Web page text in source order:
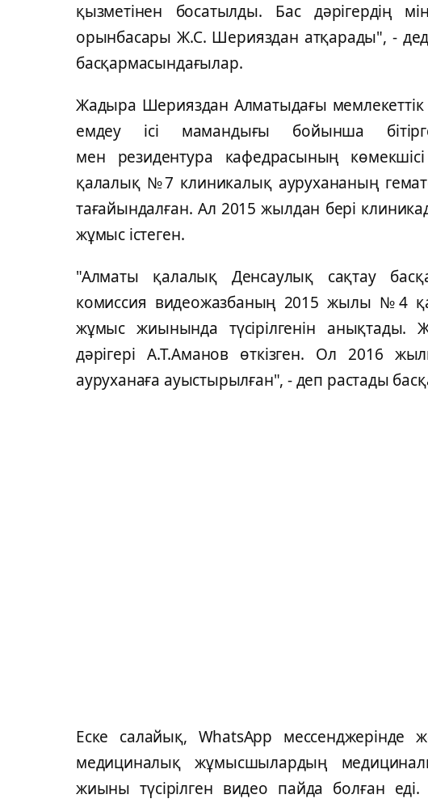
қызметінен босатылды. Бас дәрігердің
орынбасары Ж.С. Шерияздан атқарады", -
басқармасындағылар.
Жадыра Шерияздан Алматыдағы мемлекеттік
емдеу ісі мамандығы бойынша
мен резидентура кафедрасының
қалалық №7 клиникалық аурухананың
тағайындалған. Ал 2015 жылдан бері
жұмыс істеген.
"Алматы қалалық Денсаулық сақтау
комиссия видеожазбаның 2015 жылы №4
жұмыс жиынында түсірілгенін
дәрігері А.Т.Аманов өткізген. Ол 2016
ауруханаға ауыстырылған", - деп растады
Еске салайық, WhatsApp мессенджерінде
медициналық жұмысшылардың
жиыны түсірілген видео пайда болған